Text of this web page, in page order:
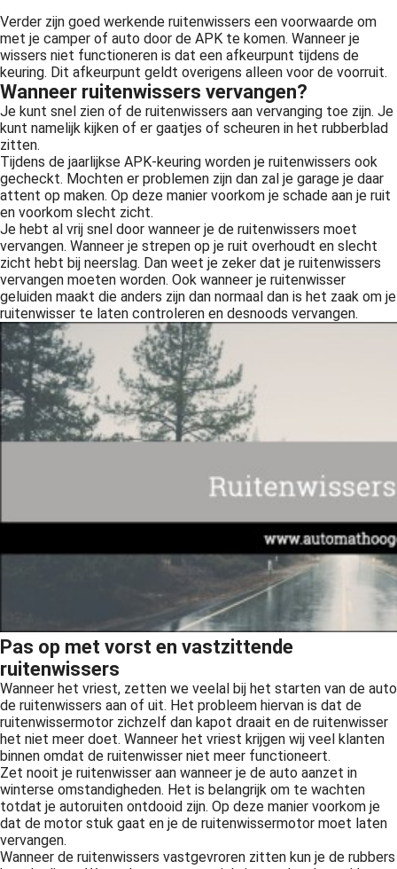
Verder zijn goed werkende ruitenwissers een voorwaarde om
met je camper of auto door de APK te komen. Wanneer je
wissers niet functioneren is dat een afkeurpunt tijdens de
keuring. Dit afkeurpunt geldt overigens alleen voor de voorruit.
Wanneer ruitenwissers vervangen?
Je kunt snel zien of de ruitenwissers aan vervanging toe zijn. Je
kunt namelijk kijken of er gaatjes of scheuren in het rubberblad
zitten.
Tijdens de jaarlijkse APK-keuring worden je ruitenwissers ook
gecheckt. Mochten er problemen zijn dan zal je garage je daar
attent op maken. Op deze manier voorkom je schade aan je ruit
en voorkom slecht zicht.
Je hebt al vrij snel door wanneer je de ruitenwissers moet
vervangen. Wanneer je strepen op je ruit overhoudt en slecht
zicht hebt bij neerslag. Dan weet je zeker dat je ruitenwissers
vervangen moeten worden. Ook wanneer je ruitenwisser
geluiden maakt die anders zijn dan normaal dan is het zaak om je
ruitenwisser te laten controleren en desnoods vervangen.
Pas op met vorst en vastzittende
ruitenwissers
Wanneer het vriest, zetten we veelal bij het starten van de auto
de ruitenwissers aan of uit. Het probleem hiervan is dat de
ruitenwissermotor zichzelf dan kapot draait en de ruitenwisser
het niet meer doet. Wanneer het vriest krijgen wij veel klanten
binnen omdat de ruitenwisser niet meer functioneert.
Zet nooit je ruitenwisser aan wanneer je de auto aanzet in
winterse omstandigheden. Het is belangrijk om te wachten
totdat je autoruiten ontdooid zijn. Op deze manier voorkom je
dat de motor stuk gaat en je de ruitenwissermotor moet laten
vervangen.
Wanneer de ruitenwissers vastgevroren zitten kun je de rubbers